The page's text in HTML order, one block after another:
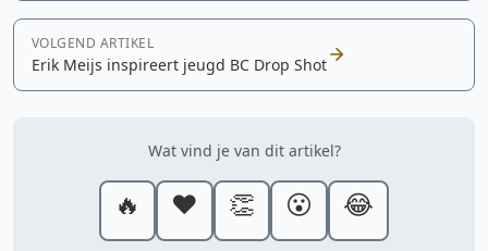
VOLGEND ARTIKEL
Erik Meijs inspireert jeugd BC Drop Shot
Wat vind je van dit artikel?
🔥 ❤️ 👏 😮 😂